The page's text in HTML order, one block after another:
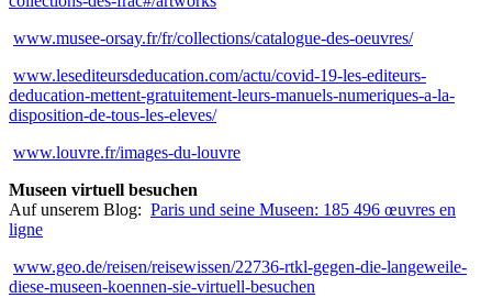
www.musee-orsay.fr/fr/collections/catalogue-des-oeuvres/
www.lesediteursdeducation.com/actu/covid-19-les-editeurs-
deducation-mettent-gratuitement-leurs-manuels-numeriques-a-la-
disposition-de-tous-les-eleves/
www.louvre.fr/images-du-louvre
Museen virtuell besuchen
Auf unserem Blog: Paris und seine Museen: 185 496 œuvres en
ligne
www.geo.de/reisen/reisewissen/22736-rtkl-gegen-die-langeweile-
diese-museen-koennen-sie-virtuell-besuchen